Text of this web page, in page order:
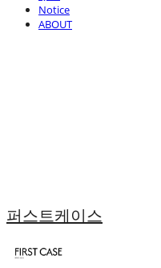
Notice
ABOUT
퍼스트케이스